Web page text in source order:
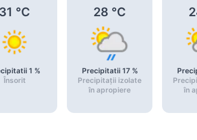
31 °C
1 %
Însorit
28 °C
Precipitatii 17%
Precipitații izolate
în apropiere
în